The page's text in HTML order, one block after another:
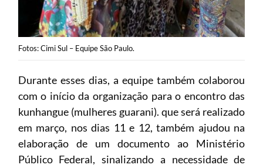
Fotos: Cimi Sul – Equipe São Paulo.
Durante esses dias, a equipe também colaborou
com o início da organização para o encontro das
kunhangue (mulheres guarani). que será realizado
em março, nos dias 11 e 12, também ajudou na
elaboração de um documento ao Ministério
Público Federal, sinalizando a necessidade de